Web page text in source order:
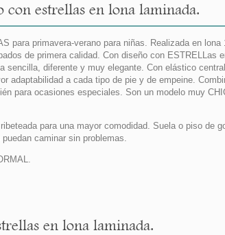
estrellas en lona laminada.
para primavera-verano para niñas. Realizada en lona
de primera calidad. Con diseño con ESTRELLas
sencilla, diferente y muy elegante. Con elástico
adaptabilidad a cada tipo de pie y de empeine.
para ocasiones especiales. Son un modelo muy
para una mayor comodidad. Suela o piso de
caminar sin problemas.
en lona laminada.